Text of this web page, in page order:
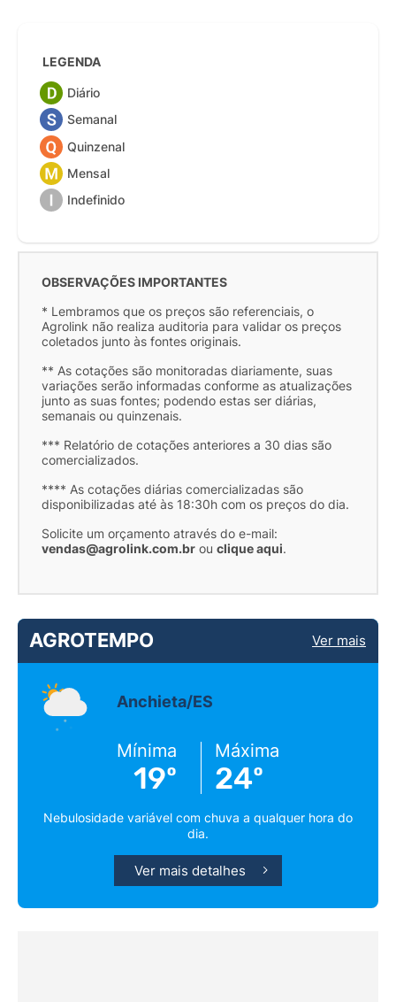
LEGENDA
Diário
Semanal
Quinzenal
Mensal
Indefinido
OBSERVAÇÕES IMPORTANTES
* Lembramos que os preços são referenciais, o
Agrolink não realiza auditoria para validar os preços
coletados junto às fontes originais.
** As cotações são monitoradas diariamente, suas
variações serão informadas conforme as atualizações
junto as suas fontes; podendo estas ser diárias,
semanais ou quinzenais.
*** Relatório de cotações anteriores a 30 dias são
comercializados.
**** As cotações diárias comercializadas são
disponibilizadas até às 18:30h com os preços do dia.
Solicite um orçamento através do e-mail:
vendas@agrolink.com.br ou clique aqui.
AGROTEMPO Ver mais
Anchieta/ES
Mínima
19º
Máxima
24º
Nebulosidade variável com chuva a qualquer hora do
dia.
Ver mais detalhes